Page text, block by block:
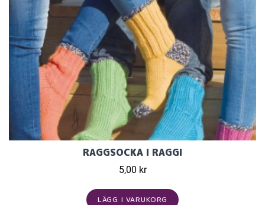
RAGGSOCKA I RAGGI
5,00 kr
LÄGG I VARUKORG